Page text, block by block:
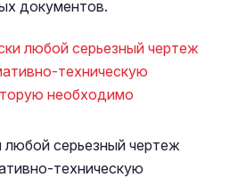
документов.
любой серьезный чертеж
техническую